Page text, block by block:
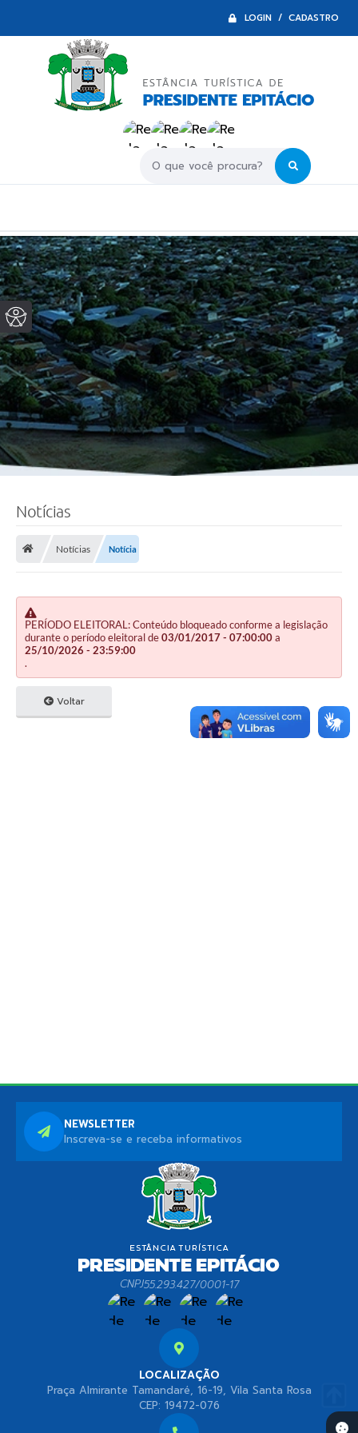
LOGIN / CADASTRO
Notícias
Notícias Notícia
PERÍODO ELEITORAL: Conteúdo bloqueado conforme a legislação
durante o período eleitoral de03/01/2017 - 07:00:00a
25/10/2026 - 23:59:00
.
Voltar
LOCALIZAÇÃO
Praça Almirante Tamandaré, 16-19, Vila Santa Rosa
CEP: 19472-076
CNPJ55.293.427/0001-17
NEWSLETTER
Inscreva-se e receba informativos